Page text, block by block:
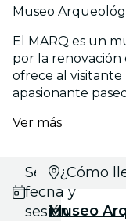
Museo
El MARQ es un
por la renovación
ofrece al
apasionante
Ver más
Selecciona
fecha y
sesión
¿Cómo
Museo